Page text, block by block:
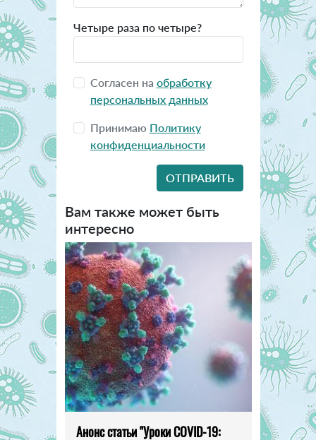
Четыре раза по четыре?
Согласен на обработку
персональных данных
Принимаю Политику
конфиденциальности
Вам также может быть
интересно
Анонс статьи "Уроки COVID-19: